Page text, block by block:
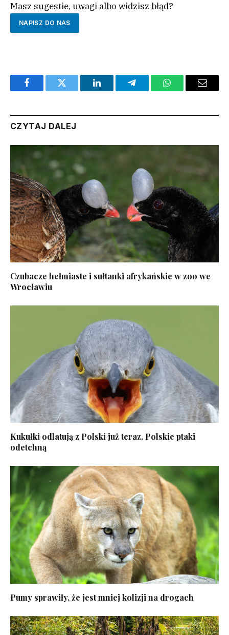
Masz sugestie, uwagi albo widzisz błąd?
NAPISZ DO NAS
FacebookTwitter LinkedInTelegramWhatsAppEmail
CZYTAJ DALEJ
Czubacze hełmiaste i sułtanki afrykańskie w zoo we
Wrocławiu
Kukułki odlatują z Polski już teraz. Polskie ptaki
odetchną
Pumy sprawiły, że jest mniej kolizji na drogach